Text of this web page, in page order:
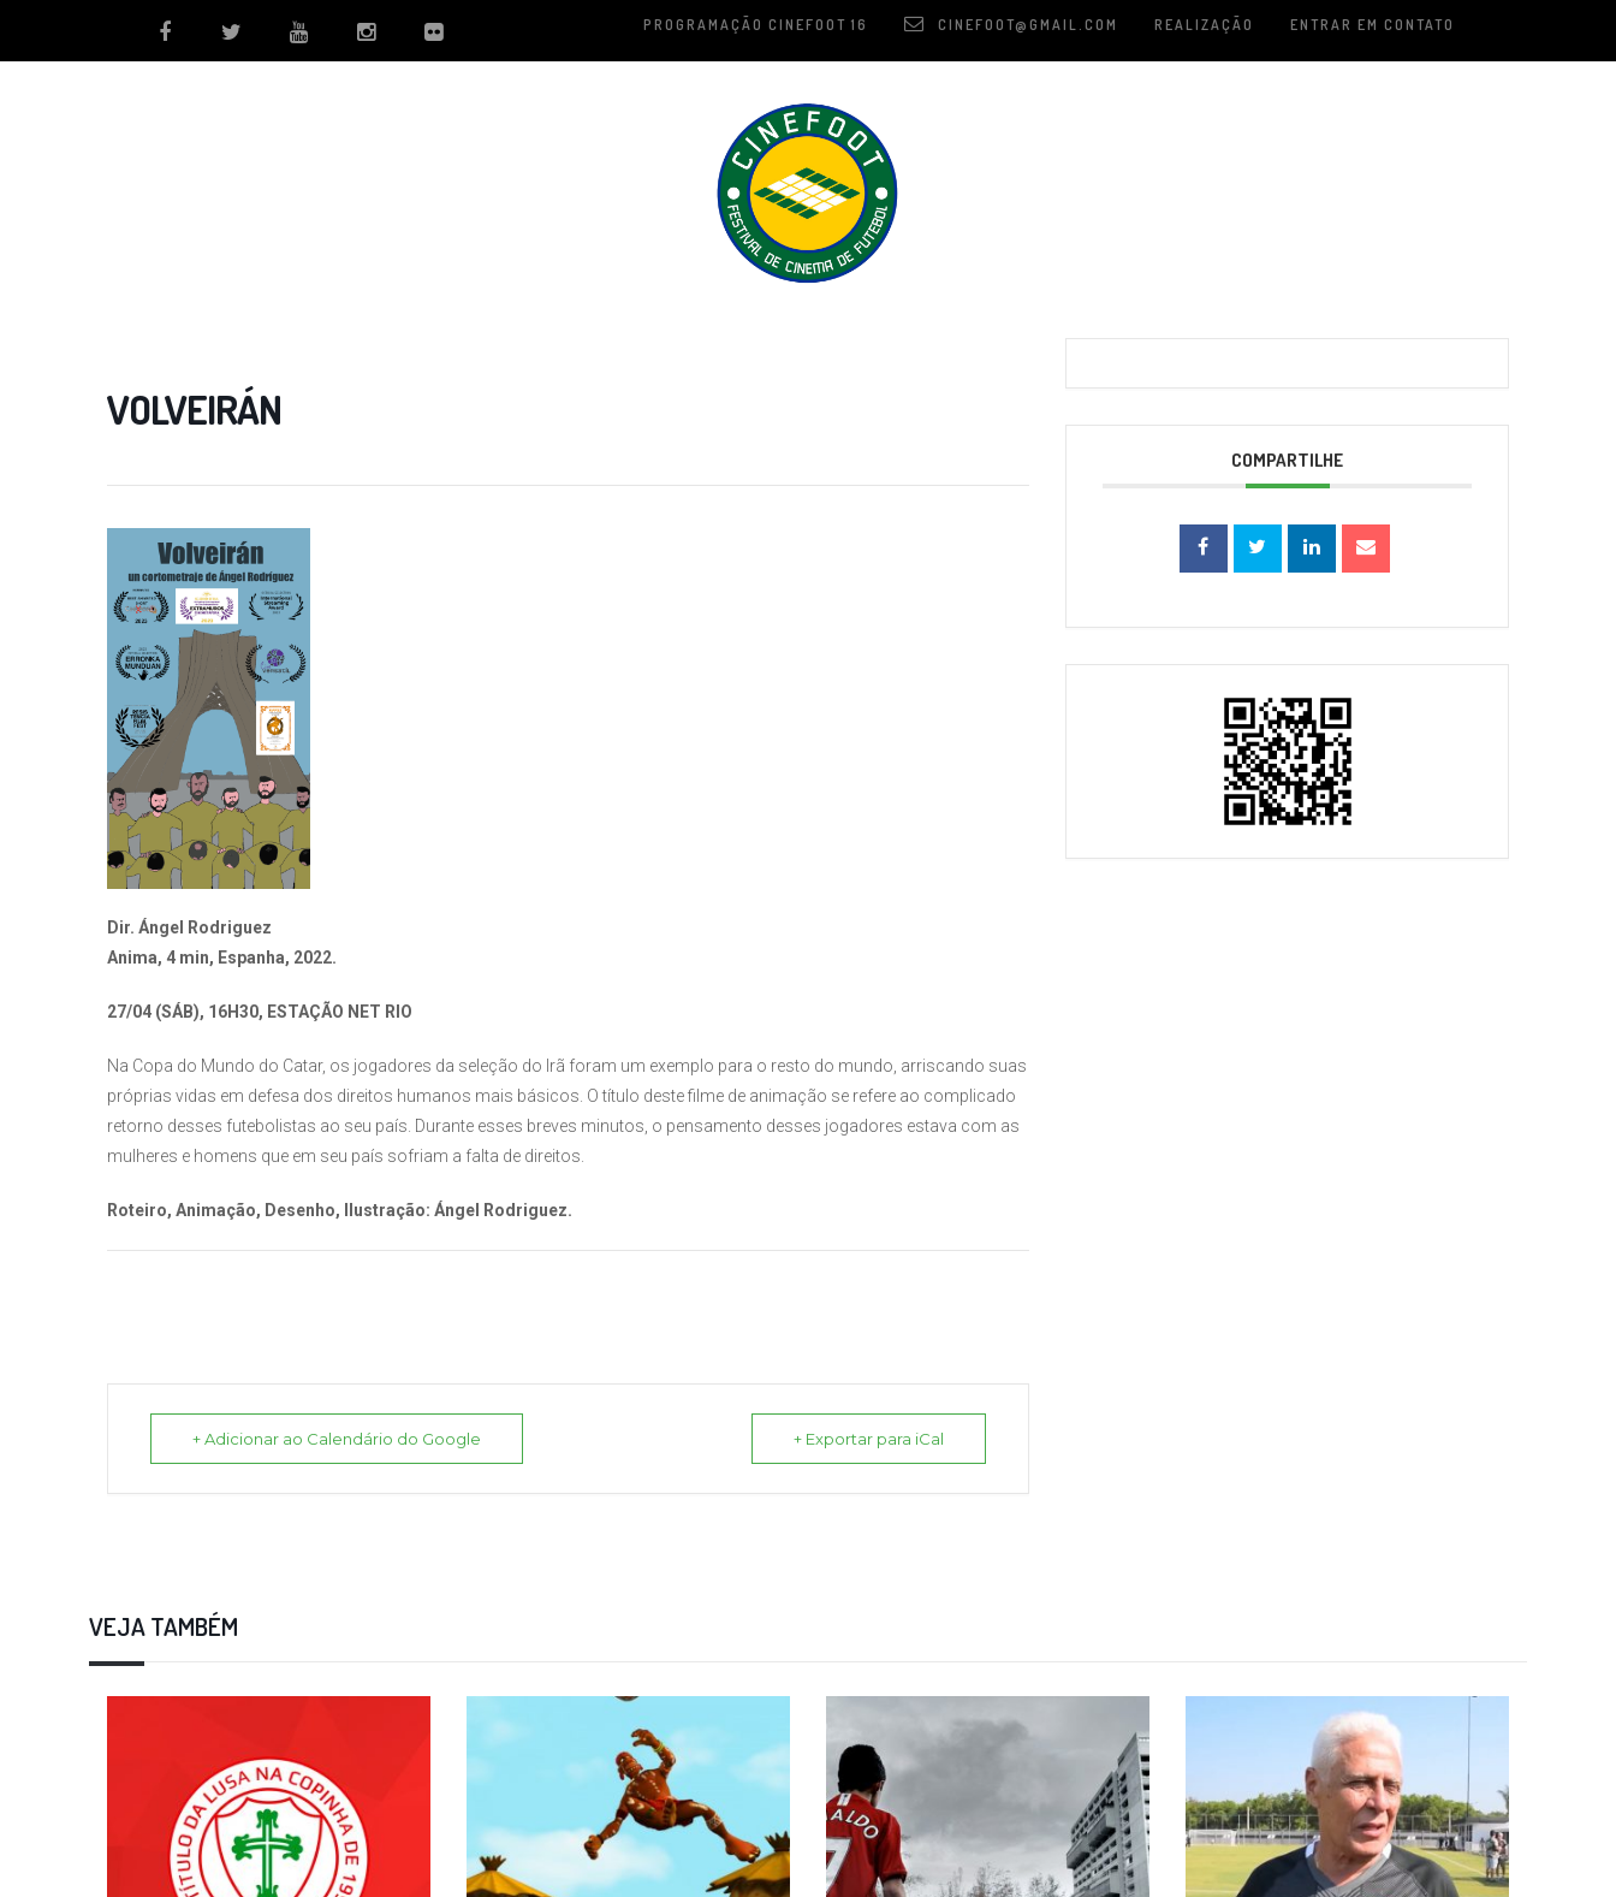
PROGRAMAÇÃO CINEFOOT 16 CINEFOOT@GMAIL.COM REALIZAÇÃO ENTRAR EM CONTATO
VOLVEIRÁN
Dir. Ángel Rodriguez
Anima, 4 min, Espanha, 2022.
27/04 (SÁB), 16H30, ESTAÇÃO NET RIO
Na Copa do Mundo do Catar, os jogadores da seleção do Irã foram um exemplo para o resto do mundo, arriscando suas
próprias vidas em defesa dos direitos humanos mais básicos. O título deste filme de animação se refere ao complicado
retorno desses futebolistas ao seu país. Durante esses breves minutos, o pensamento desses jogadores estava com as
mulheres e homens que em seu país sofriam a falta de direitos.
Roteiro, Animação, Desenho, Ilustração: Ángel Rodriguez.
+ Adicionar ao Calendário do Google + Exportar para iCal
COMPARTILHE
VEJA TAMBÉM